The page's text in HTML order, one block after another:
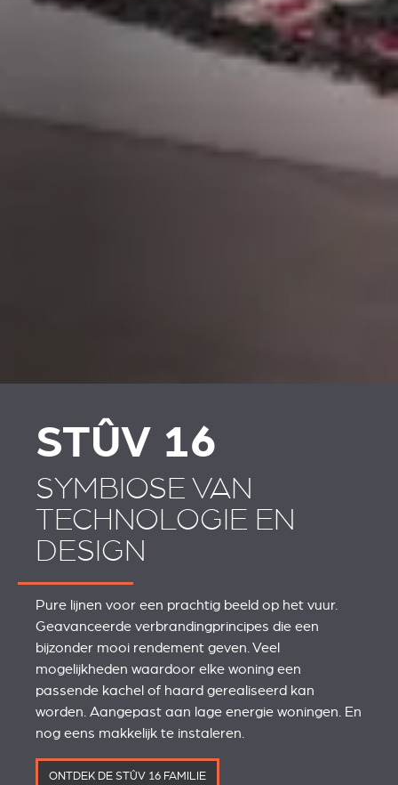
STÛV 16
SYMBIOSE VAN
TECHNOLOGIE EN
DESIGN
Pure lijnen voor een prachtig beeld op het vuur.
Geavanceerde verbrandingprincipes die een
bijzonder mooi rendement geven. Veel
mogelijkheden waardoor elke woning een
passende kachel of haard gerealiseerd kan
worden. Aangepast aan lage energie woningen. En
nog eens makkelijk te instaleren.
ONTDEK DE STÛV 16 FAMILIE